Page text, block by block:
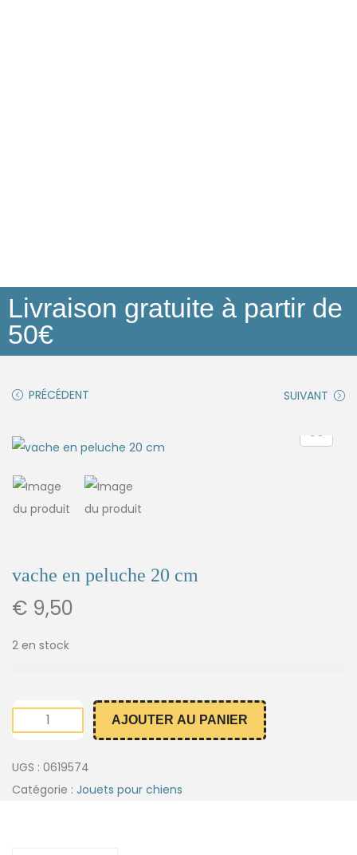
Livraison gratuite à partir de
50€
PRÉCÉDENT SUIVANT
vache en peluche 20 cm
€ 9,50
2 en stock
AJOUTER AU PANIER
UGS : 0619574
Catégorie : Jouets pour chiens